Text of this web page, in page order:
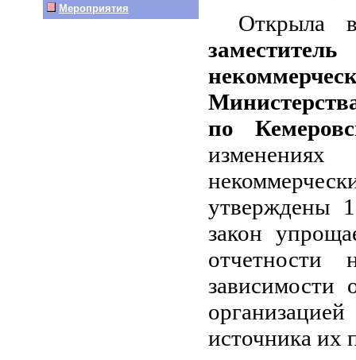
Мероприятия
Открыла
по
утверждены
закон
отчетности
зависимости
источника их